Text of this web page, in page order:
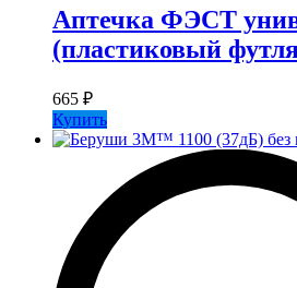
Аптечка ФЭСТ
(пластиковый
665 ₽
Купить